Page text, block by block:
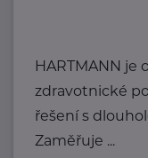
HARTMANN je
zdravotnické
řešení s
Zaměřuje ...